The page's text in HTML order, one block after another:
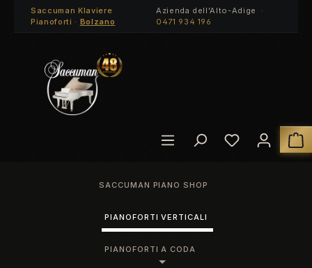
Passa al contenuto principale
Saccuman Klaviere
Pianoforti · Bolzano
Azienda dell'Alto-Adige ·
0471 934 196
Hai 0 articoli
Il
SACCUMAN PIANO SHOP
PIANOFORTI VERTICALI
PIANOFORTI A CODA